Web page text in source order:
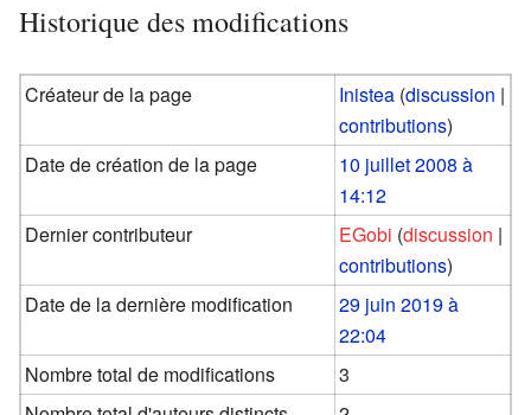
Historique des modifications
Créateur de la page Inistea (discussion |
contributions)
Date de création de la page
10 juillet 2008 à
14:12
Dernier contributeur
EGobi (discussion |
contributions)
Date de la dernière modification
29 juin 2019 à
22:04
Nombre total de modifications
3